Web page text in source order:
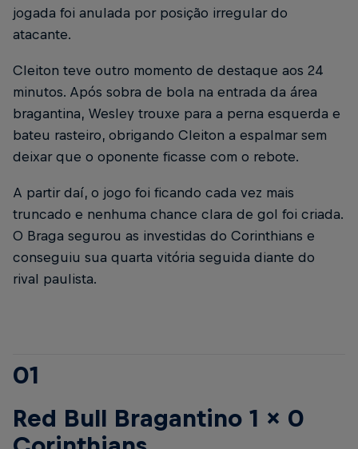
jogada foi anulada por posição irregular do
atacante.
Cleiton teve outro momento de destaque aos 24
minutos. Após sobra de bola na entrada da área
bragantina, Wesley trouxe para a perna esquerda e
bateu rasteiro, obrigando Cleiton a espalmar sem
deixar que o oponente ficasse com o rebote.
A partir daí, o jogo foi ficando cada vez mais
truncado e nenhuma chance clara de gol foi criada.
O Braga segurou as investidas do Corinthians e
conseguiu sua quarta vitória seguida diante do
rival paulista.
01
Red Bull Bragantino 1 x 0